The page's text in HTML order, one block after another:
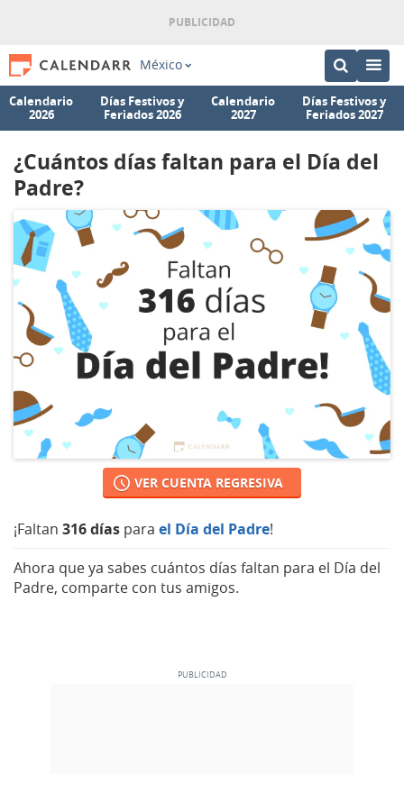
México
Calendario
2026
Días Festivos y
Feriados 2026
Calendario
2027
Días Festivos y
Feriados 2027
¿Cuántos días faltan para el Día del
Padre?
VER CUENTA REGRESIVA
¡Faltan 316 días para el Día del Padre!
Ahora que ya sabes cuántos días faltan para el Día del
Padre, comparte con tus amigos.